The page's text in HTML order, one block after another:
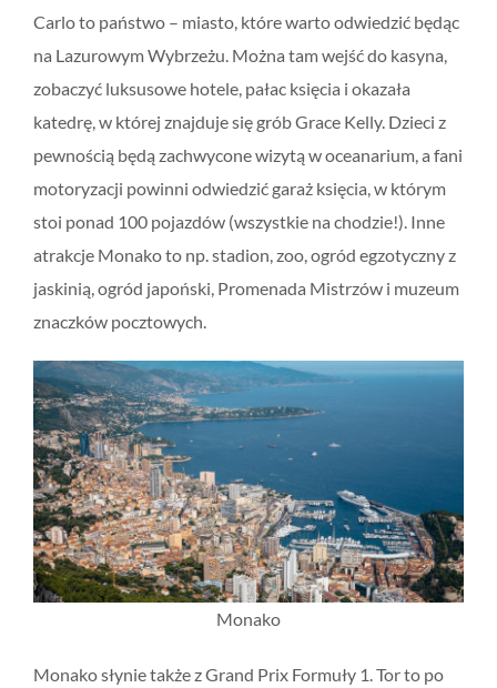
Carlo to państwo – miasto, które warto odwiedzić będąc
na Lazurowym Wybrzeżu. Można tam wejść do kasyna,
zobaczyć luksusowe hotele, pałac księcia i okazała
katedrę, w której znajduje się grób Grace Kelly. Dzieci z
pewnością będą zachwycone wizytą w oceanarium, a fani
motoryzacji powinni odwiedzić garaż księcia, w którym
stoi ponad 100 pojazdów (wszystkie na chodzie!). Inne
atrakcje Monako to np. stadion, zoo, ogród egzotyczny z
jaskinią, ogród japoński, Promenada Mistrzów i muzeum
znaczków pocztowych.
Monako
Monako słynie także z Grand Prix Formuły 1. Tor to po